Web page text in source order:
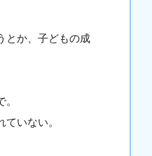
とか、子どもの成
いない。